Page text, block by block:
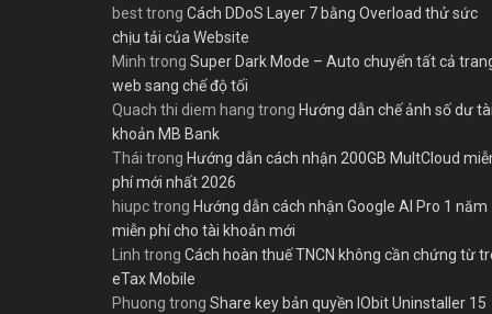
besttrong Cách DDoS Layer 7 bằng Overload thử sức
chịu tải của Website
Minh trong Super Dark Mode – Auto chuyển tất cả
web sang chế độ tối
Quach thi diem hang trong Hướng dẫn chế ảnh số dư tài
khoản MB Bank
Thái trong Hướng dẫn cách nhận 200GB MultCloud
phí mới nhất 2026
hiupctrong Hướng dẫn cách nhận Google AI Pro 1 năm
miễn phí cho tài khoản mới
Linh trong Cách hoàn thuế TNCN không cần chứng từ
eTax Mobile
Phuong trong Share key bản quyền IObit Uninstaller 15